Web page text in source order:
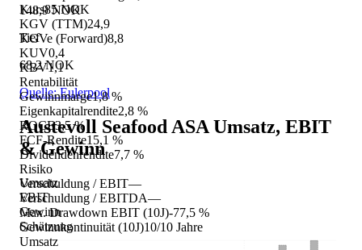
Kurs85 NOK
KGV (TTM)24,9
KGVe (Forward)8,8
KUV0,4
KBV1,1
Rentabilität
Gewinnmarge1,8 %
Eigenkapitalrendite2,8 %
ROCE3,5 %
FCF-Rendite15,1 %
Dividendenrendite7,7 %
Risiko
Verschuldung / EBIT—
Verschuldung / EBITDA—
Max. Drawdown EBIT (10J)-77,5 %
Gewinnkontinuität (10J)10/10 Jahre
Umsatz
148,9 NOK
Tief
68,2 NOK
Quelle: Eulerpool
Austevoll Seafood ASA Umsatz, EBIT
& Gewinn
Umsatz
EBIT
Gewinn
Schätzung